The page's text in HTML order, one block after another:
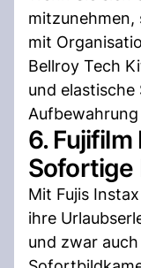
mitzunehmen,
mit
Bellroy Tech
und elastische
6. Fujifilm
Sofortige
Mit Fujis
ihre
und zwar